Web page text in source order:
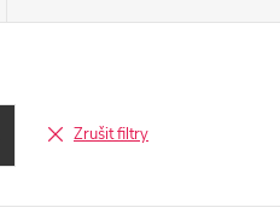
Zrušit filtry